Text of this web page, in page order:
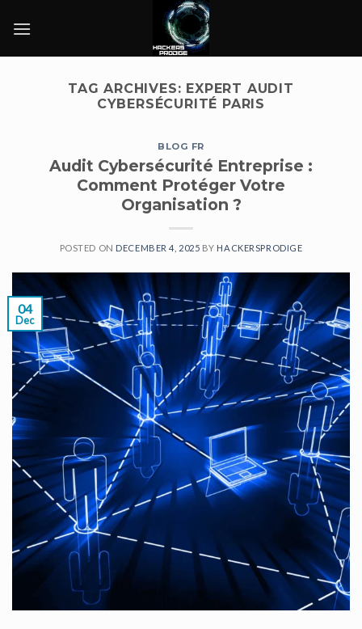
TAG ARCHIVES: EXPERT AUDIT
CYBERSÉCURITÉ PARIS
BLOG FR
Audit Cybersécurité Entreprise :
Comment Protéger Votre
Organisation ?
POSTED ON DECEMBER 4, 2025 BY HACKERSPRODIGE
04
Dec